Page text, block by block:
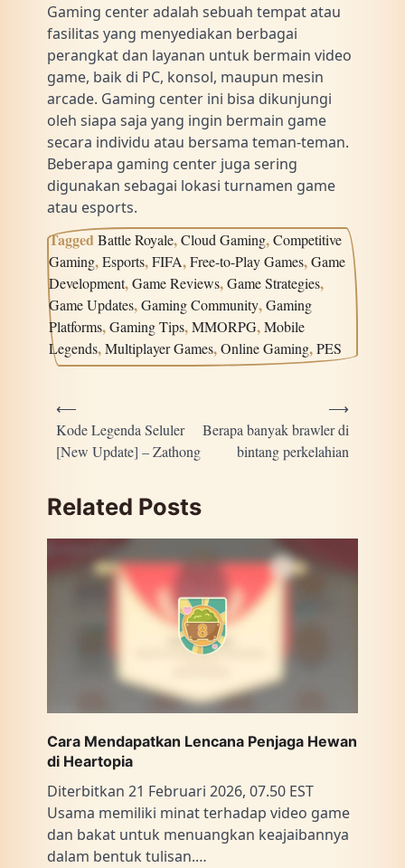
Gaming center adalah sebuah tempat atau
fasilitas yang menyediakan berbagai
perangkat dan layanan untuk bermain video
game, baik di PC, konsol, maupun mesin
arcade. Gaming center ini bisa dikunjungi
oleh siapa saja yang ingin bermain game
secara individu atau bersama teman-teman.
Beberapa gaming center juga sering
digunakan sebagai lokasi turnamen game
atau esports.
Tagged Battle Royale,Cloud Gaming,Competitive
Gaming,Esports,FIFA,Free-to-Play Games,Game
Development,Game Reviews,Game Strategies,
Game Updates,Gaming Community,Gaming
Platforms,Gaming Tips,MMORPG,Mobile
Legends,Multiplayer Games,Online Gaming,PES
Post
navigation
⟵
Kode Legenda Seluler
[New Update] – Zathong
Berapa banyak brawler di
bintang perkelahian
⟶
Related Posts
Cara Mendapatkan Lencana Penjaga Hewan
di Heartopia
Diterbitkan 21 Februari 2026, 07.50 EST
Usama memiliki minat terhadap video game
dan bakat untuk menuangkan keajaibannya
dalam bentuk tulisan.…